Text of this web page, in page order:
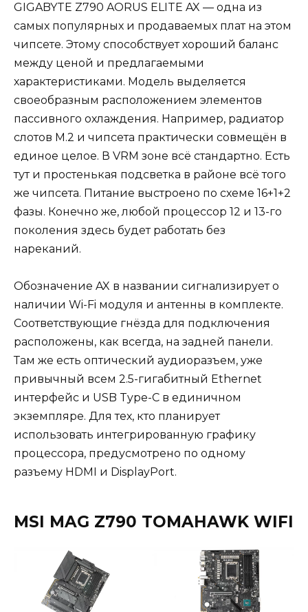
GIGABYTE Z790 AORUS ELITE AX — одна из
самых популярных и продаваемых плат на этом
чипсете. Этому способствует хороший баланс
между ценой и предлагаемыми
характеристиками. Модель выделяется
своеобразным расположением элементов
пассивного охлаждения. Например, радиатор
слотов М.2 и чипсета практически совмещён в
единое целое. В VRM зоне всё стандартно. Есть
тут и простенькая подсветка в районе всё того
же чипсета. Питание выстроено по схеме 16+1+2
фазы. Конечно же, любой процессор 12 и 13-го
поколения здесь будет работать без
нареканий.
Обозначение AX в названии сигнализирует о
наличии Wi-Fi модуля и антенны в комплекте.
Соответствующие гнёзда для подключения
расположены, как всегда, на задней панели.
Там же есть оптический аудиоразъем, уже
привычный всем 2.5-гигабитный Ethernet
интерфейс и USB Type-C в единичном
экземпляре. Для тех, кто планирует
использовать интегрированную графику
процессора, предусмотрено по одному
разъему HDMI и DisplayPort.
MSI MAG Z790 TOMAHAWK WIFI